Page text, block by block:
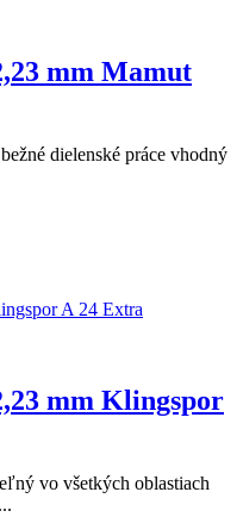
mm Mamut
dielenské práce vhodný
mm Klingspor
vo všetkých oblastiach